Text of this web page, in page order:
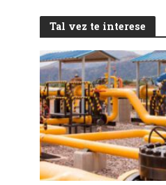
Tal vez te interese